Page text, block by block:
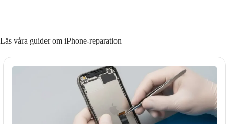
Läs våra guider om iPhone-reparation